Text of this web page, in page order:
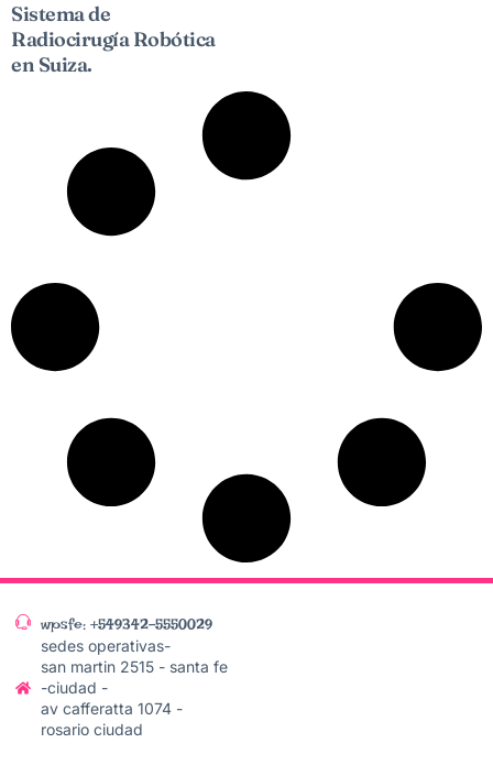
Sistema de
Radiocirugía Robótica
en Suiza.
wpsfe: +549342-5550029
sedes operativas-
san martin 2515 - santa fe
-ciudad -
av cafferatta 1074 -
rosario ciudad